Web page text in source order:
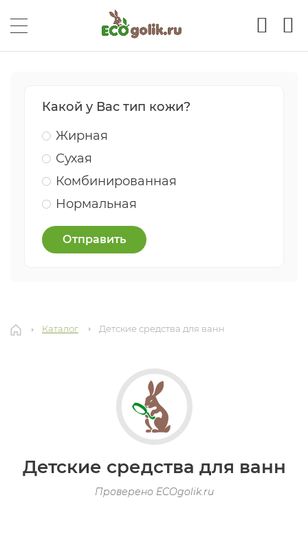
Какой у Вас тип кожи?
Жирная
Сухая
Комбинированная
Нормальная
Отправить
Каталог Детские средства для ванн
Детские средства для ванн
Проверено ECOgolik.ru